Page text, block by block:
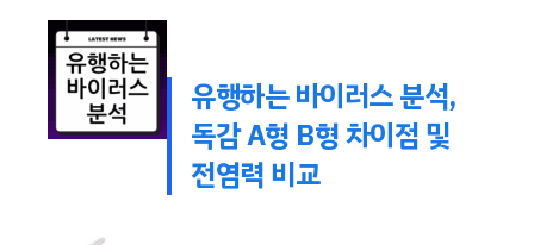
유행하는 바이러스 분석,
독감 A형 B형 차이점 및
전염력 비교